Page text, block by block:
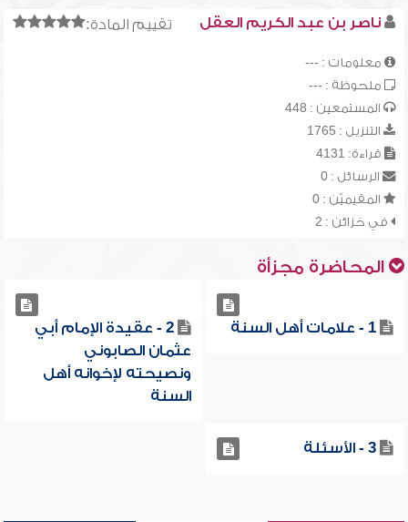
تقييم المادة: ناصر بن عبد الكريم العقل
معلومات : ---
ملحوظة : ---
المستمعين : 448
التنزيل : 1765
قراءة: 4131
الرسائل : 0
المقيميّن : 0
في خزائن : 2
المحاضرة مجزأة
1 - علامات أهل السنة
2 - عقيدة الإمام أبي
عثمان الصابوني
ونصيحته لإخوانه أهل
السنة
3 - الأسئلة